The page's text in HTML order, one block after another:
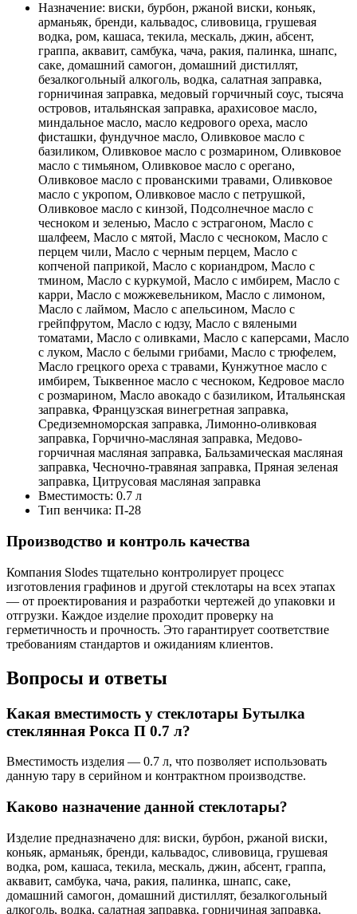
Назначение: виски, бурбон, ржаной виски, коньяк,
арманьяк, бренди, кальвадос, сливовица, грушевая
водка, ром, кашаса, текила, мескаль, джин, абсент,
граппа, аквавит, самбука, чача, ракия, палинка, шнапс,
саке, домашний самогон, домашний дистиллят,
безалкогольный алкоголь, водка, салатная заправка,
горничиная заправка, медовый горчичный соус, тысяча
островов, итальянская заправка, арахисовое масло,
миндальное масло, масло кедрового ореха, масло
фисташки, фундучное масло, Оливковое масло с
базиликом, Оливковое масло с розмарином, Оливковое
масло с тимьяном, Оливковое масло с орегано,
Оливковое масло с прованскими травами, Оливковое
масло с укропом, Оливковое масло с петрушкой,
Оливковое масло с кинзой, Подсолнечное масло с
чесноком и зеленью, Масло с эстрагоном, Масло с
шалфеем, Масло с мятой, Масло с чесноком, Масло с
перцем чили, Масло с черным перцем, Масло с
копченой паприкой, Масло с кориандром, Масло с
тмином, Масло с куркумой, Масло с имбирем, Масло с
карри, Масло с можжевельником, Масло с лимоном,
Масло с лаймом, Масло с апельсином, Масло с
грейпфрутом, Масло с юдзу, Масло с вялеными
томатами, Масло с оливками, Масло с каперсами, Масло
с луком, Масло с белыми грибами, Масло с трюфелем,
Масло грецкого ореха с травами, Кунжутное масло с
имбирем, Тыквенное масло с чесноком, Кедровое масло
с розмарином, Масло авокадо с базиликом, Итальянская
заправка, Французская винегретная заправка,
Средиземноморская заправка, Лимонно-оливковая
заправка, Горчично-масляная заправка, Медово-
горчичная масляная заправка, Бальзамическая масляная
заправка, Чесночно-травяная заправка, Пряная зеленая
заправка, Цитрусовая масляная заправка
Вместимость: 0.7 л
Тип венчика: П-28
Производство и контроль качества
Компания Slodes тщательно контролирует процесс
изготовления графинов и другой стеклотары на всех этапах
— от проектирования и разработки чертежей до упаковки и
отгрузки. Каждое изделие проходит проверку на
герметичность и прочность. Это гарантирует соответствие
требованиям стандартов и ожиданиям клиентов.
Вопросы и ответы
Какая вместимость у стеклотары Бутылка
стеклянная Рокса П 0.7 л?
Вместимость изделия — 0.7 л, что позволяет использовать
данную тару в серийном и контрактном производстве.
Каково назначение данной стеклотары?
Изделие предназначено для: виски, бурбон, ржаной виски,
коньяк, арманьяк, бренди, кальвадос, сливовица, грушевая
водка, ром, кашаса, текила, мескаль, джин, абсент, граппа,
аквавит, самбука, чача, ракия, палинка, шнапс, саке,
домашний самогон, домашний дистиллят, безалкогольный
алкоголь, водка, салатная заправка, горничиная заправка,